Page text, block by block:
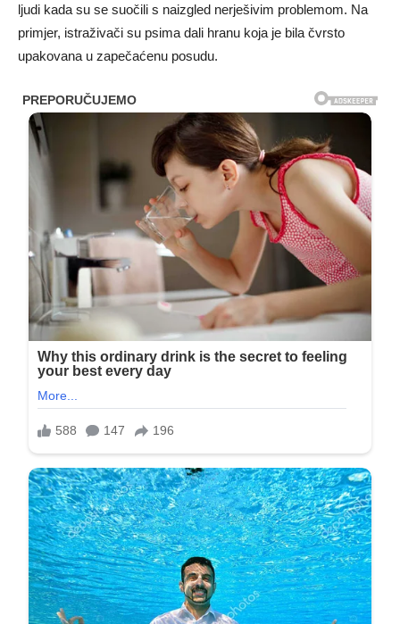
ljudi kada su se suočili s naizgled nerješivim problemom. Na
primjer, istraživači su psima dali hranu koja je bila čvrsto
upakovana u zapečaćenu posudu.